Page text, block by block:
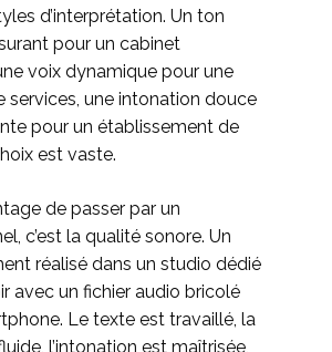
d’interprétation. Un ton
pour un cabinet
voix dynamique pour une
services, une intonation douce
pour un établissement de
est vaste.
de passer par un
c’est la qualité sonore. Un
réalisé dans un studio dédié
avec un fichier audio bricolé
Le texte est travaillé, la
l’intonation est maîtrisée,